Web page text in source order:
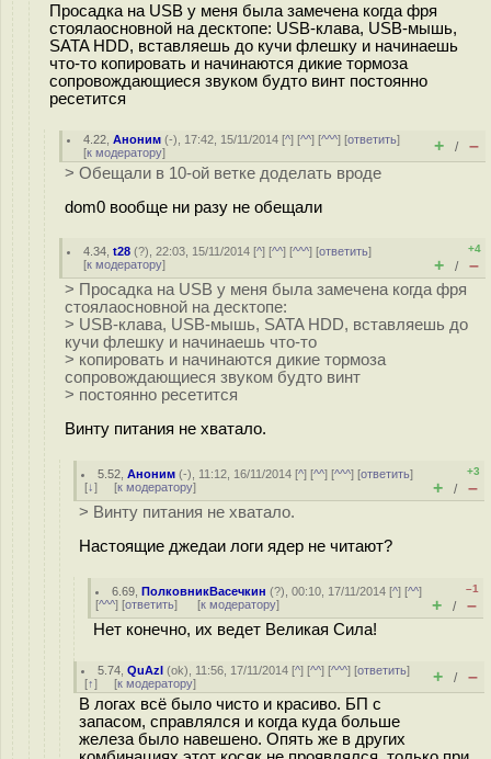
Просадка на USB у меня была замечена когда фря
стоялаосновной на десктопе: USB-клава, USB-мышь,
SATA HDD, вставляешь до кучи флешку и начинаешь
что-то копировать и начинаются дикие тормоза
сопровождающиеся звуком будто винт постоянно
ресетится
4.22 ,Аноним (-), 17:42, 15/11/2014 [^] [^^] [^^^] [ответить]
[к модератору] + / –
> Обещали в 10-ой ветке доделать вроде
dom0 вообще ни разу не обещали
4.34 ,t28 (?), 22:03, 15/11/2014 [^] [^^] [^^^] [ответить]
[к модератору]
+4
+ / –
> Просадка на USB у меня была замечена когда фря
стоялаосновной на десктопе:
> USB-клава, USB-мышь, SATA HDD, вставляешь до
кучи флешку и начинаешь что-то
> копировать и начинаются дикие тормоза
сопровождающиеся звуком будто винт
> постоянно ресетится
Винту питания не хватало.
5.52 ,Аноним (-), 11:12, 16/11/2014 [^] [^^] [^^^] [ответить]
[↓] [к модератору]
+3
+ / –
> Винту питания не хватало.
Настоящие джедаи логи ядер не читают?
6.69 ,ПолковникВасечкин (?), 00:10, 17/11/2014 [^] [^^]
[^^^] [ответить] [к модератору]
–1
+ / –
Нет конечно, их ведет Великая Сила!
5.74 ,QuAzI (ok), 11:56, 17/11/2014 [^] [^^] [^^^] [ответить]
[↑] [к модератору] + / –
В логах всё было чисто и красиво. БП с
запасом, справлялся и когда куда больше
железа было навешено. Опять же в других